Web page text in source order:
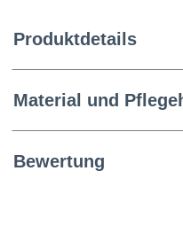
Produktdetails
Material und
Bewertung